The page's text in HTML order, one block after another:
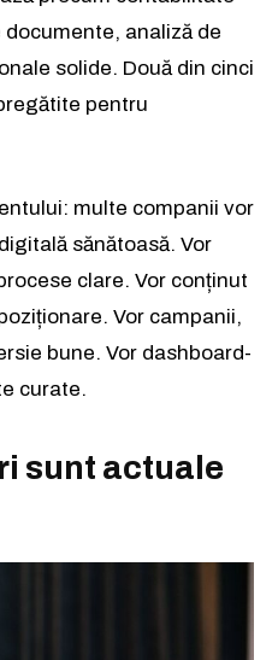
analiză de
solide. Două din cinci
pentru
multe companii vor
sănătoasă. Vor
clare. Vor conținut
Vor campanii,
bune. Vor dashboard-
curate.
sunt actuale